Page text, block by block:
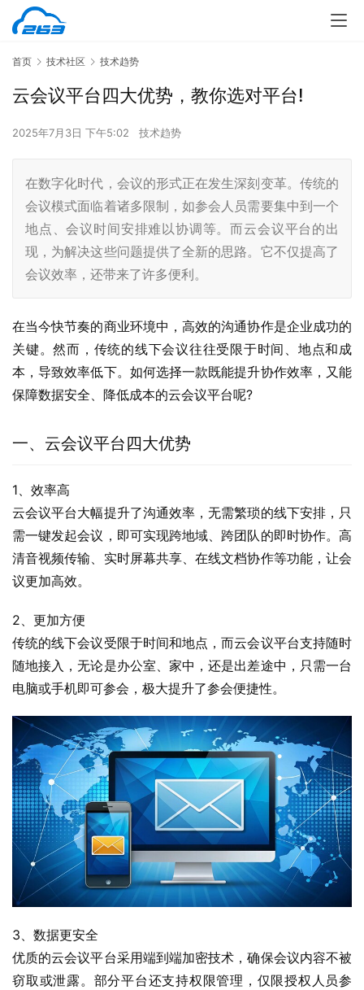
首页 技术社区 技术趋势
云会议平台四大优势，教你选对平台!
2025年7月3日 下午5:02 技术趋势
在数字化时代，会议的形式正在发生深刻变革。传统的
会议模式面临着诸多限制，如参会人员需要集中到一个
地点、会议时间安排难以协调等。而云会议平台的出
现，为解决这些问题提供了全新的思路。它不仅提高了
会议效率，还带来了许多便利。
在当今快节奏的商业环境中，高效的沟通协作是企业成功的
关键。然而，传统的线下会议往往受限于时间、地点和成
本，导致效率低下。如何选择一款既能提升协作效率，又能
保障数据安全、降低成本的云会议平台呢?
一、云会议平台四大优势
1、效率高
云会议平台大幅提升了沟通效率，无需繁琐的线下安排，只
需一键发起会议，即可实现跨地域、跨团队的即时协作。高
清音视频传输、实时屏幕共享、在线文档协作等功能，让会
议更加高效。
2、更加方便
传统的线下会议受限于时间和地点，而云会议平台支持随时
随地接入，无论是办公室、家中，还是出差途中，只需一台
电脑或手机即可参会，极大提升了参会便捷性。
3、数据更安全
优质的云会议平台采用端到端加密技术，确保会议内容不被
窃取或泄露。部分平台还支持权限管理，仅限授权人员参